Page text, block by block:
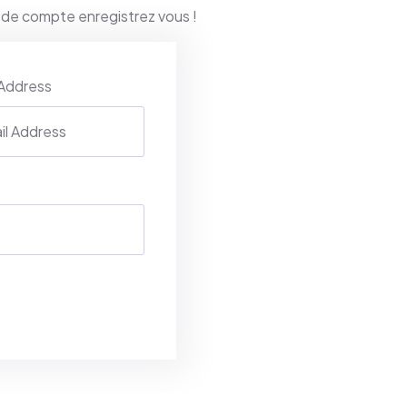
compte enregistrez vous !